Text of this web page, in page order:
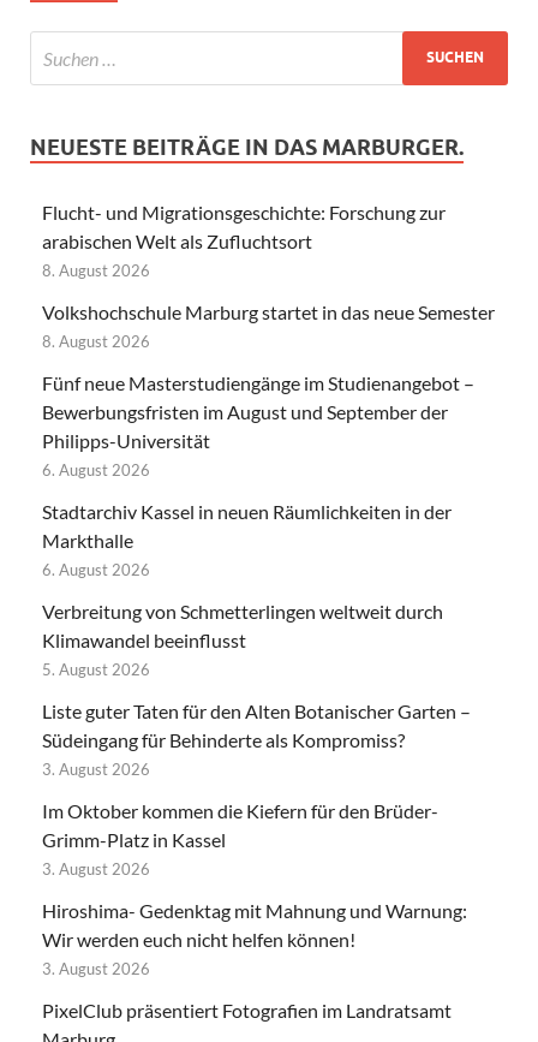
NEUESTE BEITRÄGE IN DAS MARBURGER.
Flucht- und Migrationsgeschichte: Forschung zur
arabischen Welt als Zufluchtsort
8. August 2026
Volkshochschule Marburg startet in das neue Semester
8. August 2026
Fünf neue Masterstudiengänge im Studienangebot –
Bewerbungsfristen im August und September der
Philipps-Universität
6. August 2026
Stadtarchiv Kassel in neuen Räumlichkeiten in der
Markthalle
6. August 2026
Verbreitung von Schmetterlingen weltweit durch
Klimawandel beeinflusst
5. August 2026
Liste guter Taten für den Alten Botanischer Garten –
Südeingang für Behinderte als Kompromiss?
3. August 2026
Im Oktober kommen die Kiefern für den Brüder-
Grimm-Platz in Kassel
3. August 2026
Hiroshima- Gedenktag mit Mahnung und Warnung:
Wir werden euch nicht helfen können!
3. August 2026
PixelClub präsentiert Fotografien im Landratsamt